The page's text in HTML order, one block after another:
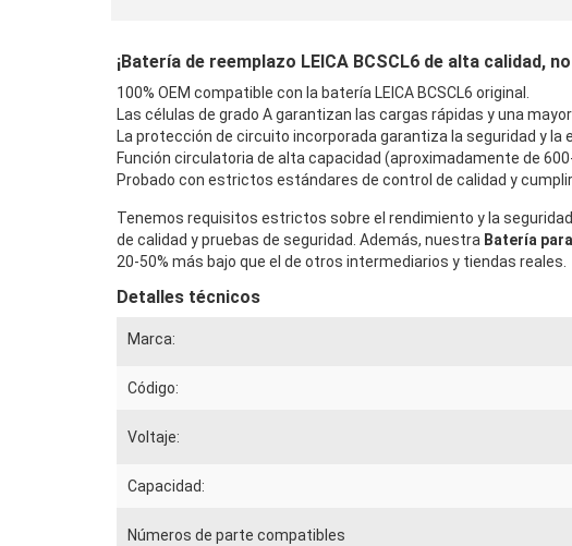
¡Batería de reemplazo LEICA BCSCL6 de alta calidad,
100% OEM compatible con la batería LEICA BCSCL6 original.
Las células de grado A garantizan las cargas rápidas y una
La protección de circuito incorporada garantiza la seguridad y la
Función circulatoria de alta capacidad (aproximadamente de
Probado con estrictos estándares de control de calidad y
Tenemos requisitos estrictos sobre el rendimiento y la
de calidad y pruebas de seguridad. Además, nuestra Batería
20-50% más bajo que el de otros intermediarios y tiendas reales.
Detalles técnicos
Marca:
Código:
Voltaje:
Capacidad:
Números de parte compatibles